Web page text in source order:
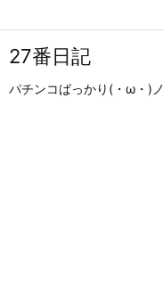
27番日記
パチンコばっかり(・ω・)ノ